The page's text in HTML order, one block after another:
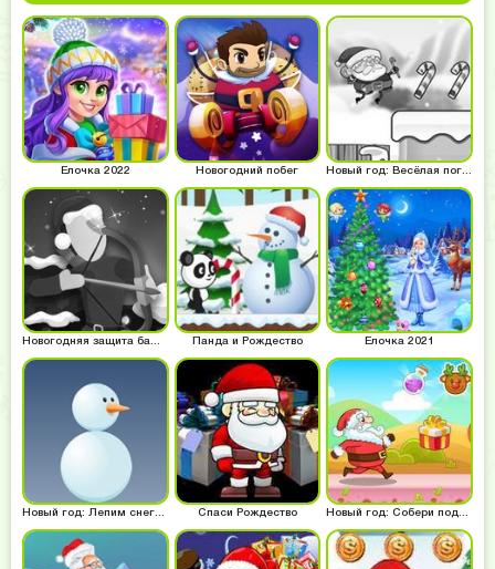
Ёлочка 2022 Новогодний побег
Новогодняя защита башни Панда и Рождество Ёлочка 2021
Новый год: Лепим снеговика Спаси Рождество Новый год: Собери подарки